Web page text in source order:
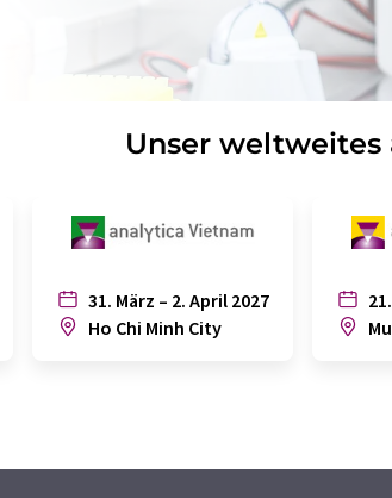
Unser weltweites
31. März – 2. April 2027
Ho Chi Minh City